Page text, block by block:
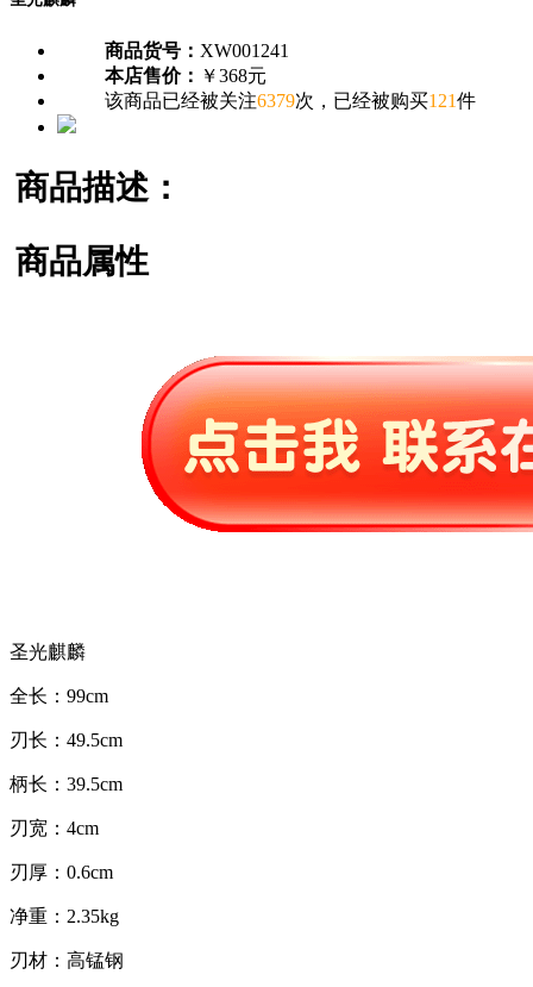
商品货号： XW001241
本店售价： ￥368元
该商品已经被关注6379次，已经被购买121件
商品描述：
商品属性
圣光麒麟
全长：99cm
刃长：49.5cm
柄长：39.5cm
刃宽：4cm
刃厚：0.6cm
净重：2.35kg
刃材：高锰钢